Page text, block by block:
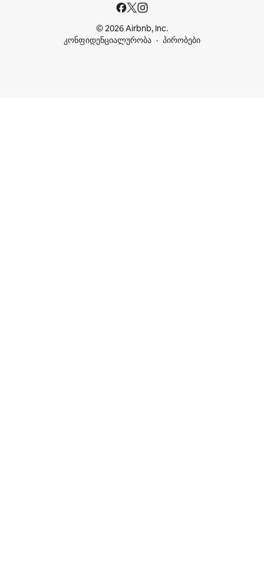
© 2026 Airbnb, Inc.
კონფიდენციალურობა
პირობები